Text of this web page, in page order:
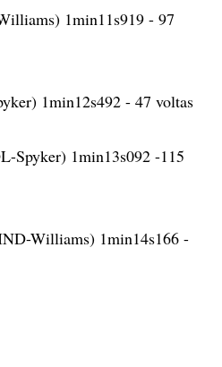
1min11s919 - 97
1min12s492 - 47 voltas
Spyker) 1min13s092 -115
Williams) 1min14s166 -